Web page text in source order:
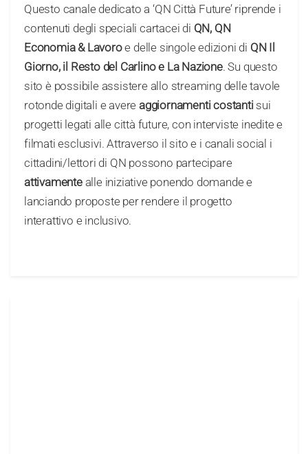
Questo canale dedicato a ‘QN Città Future’ riprende i
contenuti degli speciali cartacei di QN, QN
Economia & Lavoroe delle singole edizioni di QN Il
Giorno, il Resto del Carlino e La Nazione. Su questo
sito è possibile assistere allo streaming delle tavole
rotonde digitali e avereaggiornamenti costantisui
progetti legati alle città future, con interviste inedite e
filmati esclusivi. Attraverso il sito e i canali social i
cittadini/lettori di QN possono partecipare
attivamentealle iniziative ponendo domande e
lanciando proposte per rendere il progetto
interattivo e inclusivo.